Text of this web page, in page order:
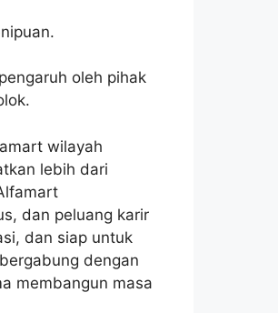
oleh pihak
wilayah
lebih dari
dan peluang karir
dan siap untuk
dengan
membangun masa